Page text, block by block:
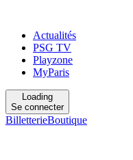
Actualités
PSG TV
Playzone
MyParis
Loading
Se connecter
BilletterieBoutique